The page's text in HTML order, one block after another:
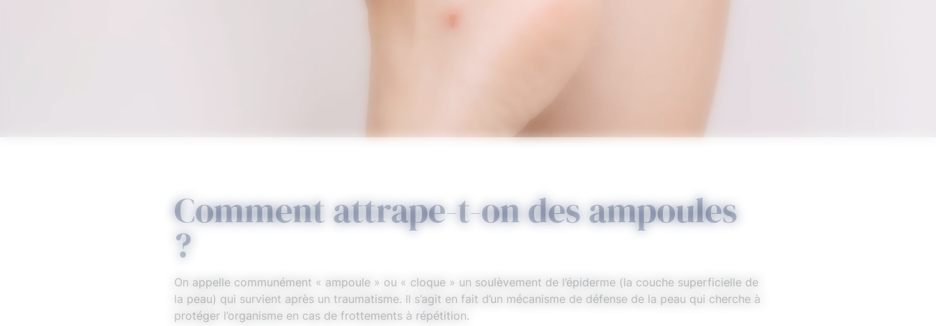
Comment attrape-t-on des ampoules
?
On appelle communément « ampoule » ou « cloque » un soulèvement de l’épiderme (la couche superficielle de
la peau) qui survient après un traumatisme. Il s’agit en fait d’un mécanisme de défense de la peau qui cherche à
protéger l’organisme en cas de frottements à répétition.